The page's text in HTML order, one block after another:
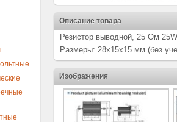
Описание товара
Резистор выводной, 25 Ом
Размеры: 28х15х15 мм (без
Изображения